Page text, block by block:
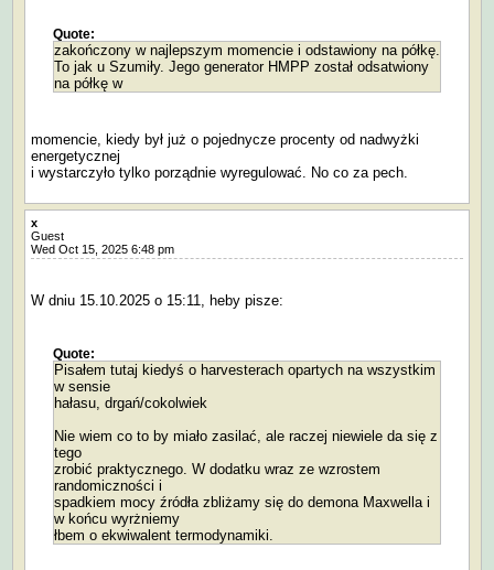
Quote:
zakończony w najlepszym momencie i odstawiony na półkę.
To jak u Szumiły. Jego generator HMPP został odsatwiony
na półkę w
momencie, kiedy był już o pojednycze procenty od nadwyżki
energetycznej
i wystarczyło tylko porządnie wyregulować. No co za pech.
x
Guest
Wed Oct 15, 2025 6:48 pm
W dniu 15.10.2025 o 15:11, heby pisze:
Quote:
Pisałem tutaj kiedyś o harvesterach opartych na wszystkim
w sensie
hałasu, drgań/cokolwiek
Nie wiem co to by miało zasilać, ale raczej niewiele da się z
tego
zrobić praktycznego. W dodatku wraz ze wzrostem
randomiczności i
spadkiem mocy źródła zbliżamy się do demona Maxwella i
w końcu wyrżniemy
łbem o ekwiwalent termodynamiki.